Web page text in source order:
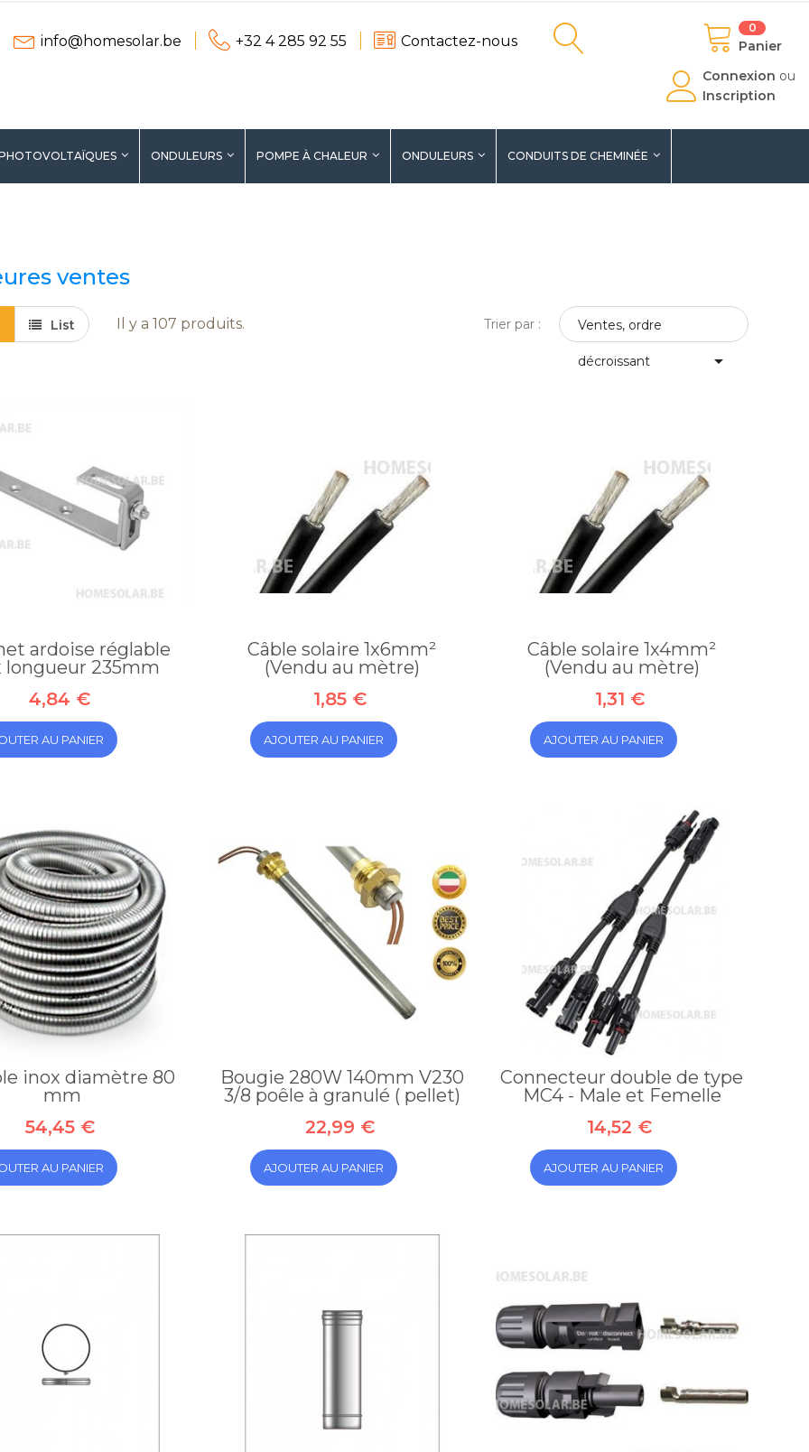
info@homesolar.be +32 4 285 92 55 Contactez-nous
0
Panier
Connexion ou
Inscription
ONDULEURS POMPE À CHALEUR ONDULEURS CONDUITS DE CHEMINÉE
54,45 €
Bougie
280W
140mm V230
3/8 ...
22,99 €
Collier de
jonction DIA.
Element
droit
1000mm
DIA. 100mm
26,83 €
ventes
List Il y a 107 produits. Trier par : Ventes, ordre
décroissant 
ardoise réglable
longueur 235mm
4,84 €
AU PANIER
Câble solaire 1x6mm²
(Vendu au mètre)
1,85 €
AJOUTER AU PANIER
Câble solaire 1x4mm²
(Vendu au mètre)
1,31 €
AJOUTER AU PANIER
inox diamètre 80
mm
54,45 €
AU PANIER
Bougie 280W 140mm V230
3/8 poêle à granulé ( pellet)
22,99 €
AJOUTER AU PANIER
Connecteur double de type
MC4 - Male et Femelle
14,52 €
AJOUTER AU PANIER